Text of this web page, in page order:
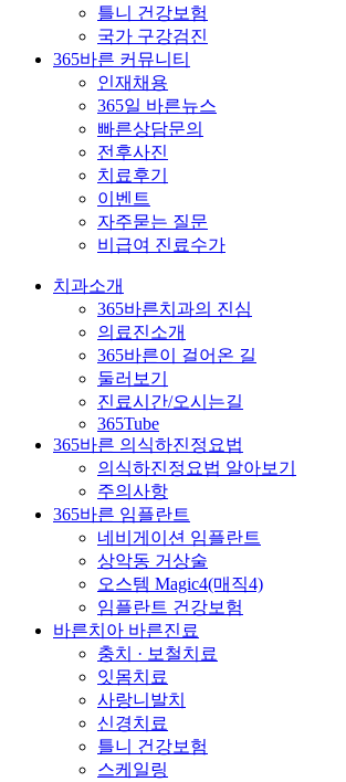
틀니 건강보험
국가 구강검진
365바른 커뮤니티
인재채용
365일 바른뉴스
빠른상담문의
전후사진
치료후기
이벤트
자주묻는 질문
비급여 진료수가
치과소개
365바른치과의 진심
의료진소개
365바른이 걸어온 길
둘러보기
진료시간/오시는길
365Tube
365바른 의식하진정요법
의식하진정요법 알아보기
주의사항
365바른 임플란트
네비게이션 임플란트
상악동 거상술
오스템 Magic4(매직4)
임플란트 건강보험
바른치아 바른진료
충치 · 보철치료
잇몸치료
사랑니발치
신경치료
틀니 건강보험
스케일링